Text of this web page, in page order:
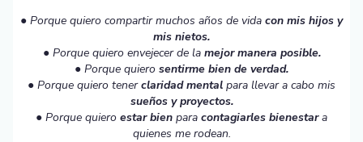
● Porque quiero compartir muchos años de vida con mis hijos y
mis nietos.
● Porque quiero envejecer de la mejor manera posible.
● Porque quiero sentirme bien de verdad.
● Porque quiero tenerclaridad mental para llevar a cabo mis
sueños y proyectos.
● Porque quiero estar bien para contagiarles bienestara
quienes me rodean.